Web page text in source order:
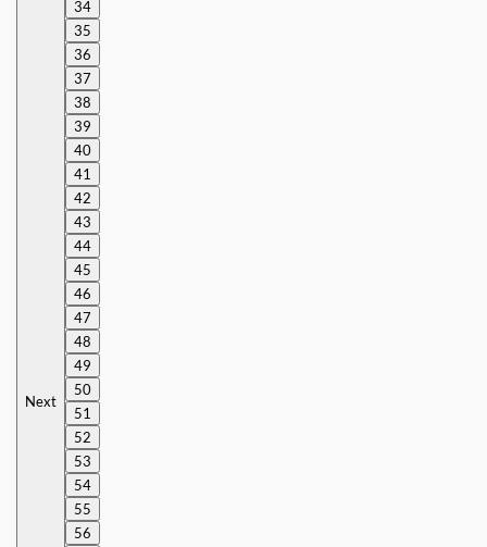
Next
34
35
36
37
38
39
40
41
42
43
44
45
46
47
48
49
50
51
52
53
54
55
56